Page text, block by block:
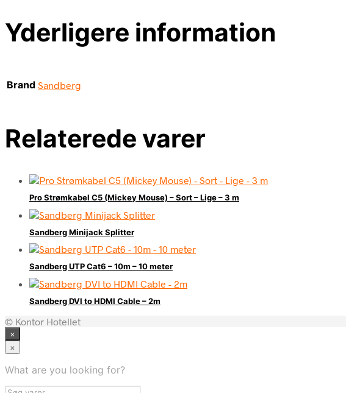
Yderligere information
Brand Sandberg
Relaterede varer
Pro Strømkabel C5 (Mickey Mouse) – Sort – Lige – 3 m
Sandberg Minijack Splitter
Sandberg UTP Cat6 – 10m – 10 meter
Sandberg DVI to HDMI Cable – 2m
© Kontor Hotellet
×
×
What are you looking for?